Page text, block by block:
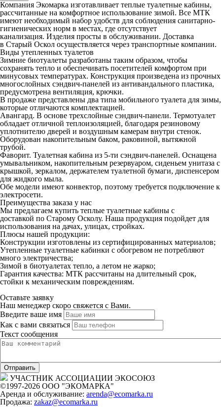
Компания Экомарка изготавливает теплые туалетные кабины,
рассчитанные на комфортное использование зимой. Все МТК
имеют необходимый набор удобств для соблюдения санитарно-
гигиенических норм в местах, где отсутствует
канализация. Изделия просты в обслуживании. Доставка
в Старый Оскол осуществляется через транспортные компании.
Виды утепленных туалетов
Зимние биотуалеты разработаны таким образом, чтобы
сохранять тепло и обеспечивать посетителей комфортом при
минусовых температурах. Конструкция произведена из прочных
многослойных сэндвич-панелей из антивандального пластика,
предусмотрена вентиляция, крючки.
В продаже представлены два типа мобильного туалета для зимы,
которые отличаются комплектацией.
Авангард. В основе трехслойные сэндвич-панели. Термотуалет
обладает отличной теплоизоляцией, благодаря резиновому
уплотнителю дверей и воздушным камерам внутри стенок.
Оборудован накопительным баком, раковиной, вытяжной
трубой.
Фаворит. Туалетная кабина из 5-ти сэндвич-панелей. Оснащена
умывальником, накопительным резервуаром, сиденьем унитаза с
крышкой, зеркалом, держателем туалетной бумаги, диспенсером
для жидкого мыла.
Обе модели имеют конвектор, поэтому требуется подключение к
электросети.
Преимущества заказа у нас
Мы предлагаем купить теплые туалетные кабины с
доставкой по Старому Осколу. Наша продукция подойдет для
использования на дачах, улицах, стройках.
Плюсы нашей продукции:
Конструкции изготовлены из сертифицированных материалов;
Утепленные туалетные кабинки с обогревом не потребляют
много электричества;
Зимой в биотуалетах тепло, а летом не жарко;
Гарантия качества: МТК рассчитаны на длительный срок,
стойки к механическим повреждениям.
Оставьте заявку
Наш менеджер скоро свяжется с Вами.
Введите ваше имя
Как с вами связаться
Текст сообщения
УЧАСТНИК АССОЦИАЦИИ ЭКОСОЮЗ
©1997-2026 ООО "ЭКОМАРКА"
Аренда и обслуживание: arenda@ecomarka.ru
Продажа: zakaz@ecomarka.ru